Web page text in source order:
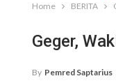
Home BERITA
Geger,
By Pemred Saptarius